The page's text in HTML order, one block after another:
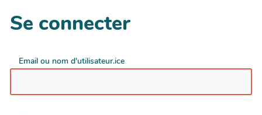
Se connecter
Email ou nom d'utilisateur.ice